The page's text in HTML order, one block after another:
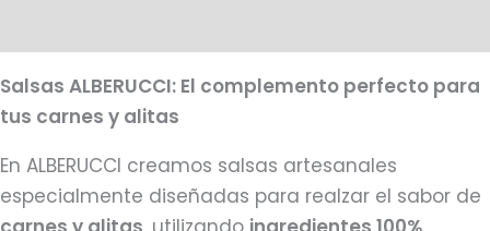
Salsas ALBERUCCI: El complemento perfecto para
tus carnes y alitas
En ALBERUCCI creamos salsas artesanales
especialmente diseñadas para realzar el sabor de